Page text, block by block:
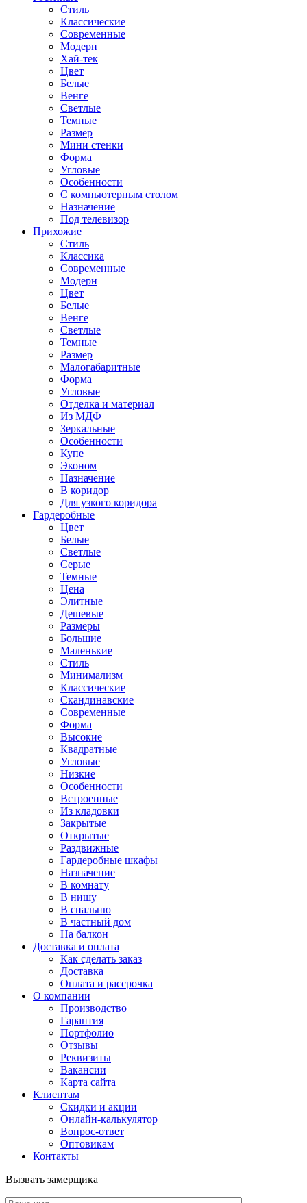
Стиль
Классические
Современные
Модерн
Хай-тек
Цвет
Белые
Венге
Светлые
Темные
Размер
Мини стенки
Форма
Угловые
Особенности
С компьютерным столом
Назначение
Под телевизор
Прихожие
Стиль
Классика
Современные
Модерн
Цвет
Белые
Венге
Светлые
Темные
Размер
Малогабаритные
Форма
Угловые
Отделка и материал
Из МДФ
Зеркальные
Особенности
Купе
Эконом
Назначение
В коридор
Для узкого коридора
Гардеробные
Цвет
Белые
Светлые
Серые
Темные
Цена
Элитные
Дешевые
Размеры
Большие
Маленькие
Стиль
Минимализм
Классические
Скандинавские
Современные
Форма
Высокие
Квадратные
Угловые
Низкие
Особенности
Встроенные
Из кладовки
Закрытые
Открытые
Раздвижные
Гардеробные шкафы
Назначение
В комнату
В нишу
В спальню
В частный дом
На балкон
Доставка и оплата
Как сделать заказ
Доставка
Оплата и рассрочка
О компании
Производство
Гарантия
Портфолио
Отзывы
Реквизиты
Вакансии
Карта сайта
Клиентам
Скидки и акции
Онлайн-калькулятор
Вопрос-ответ
Оптовикам
Контакты
Вызвать замерщика